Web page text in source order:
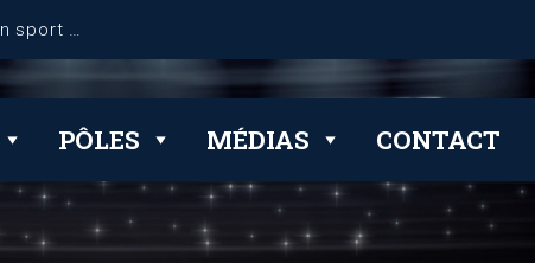
PÔLES MÉDIAS CONTACT